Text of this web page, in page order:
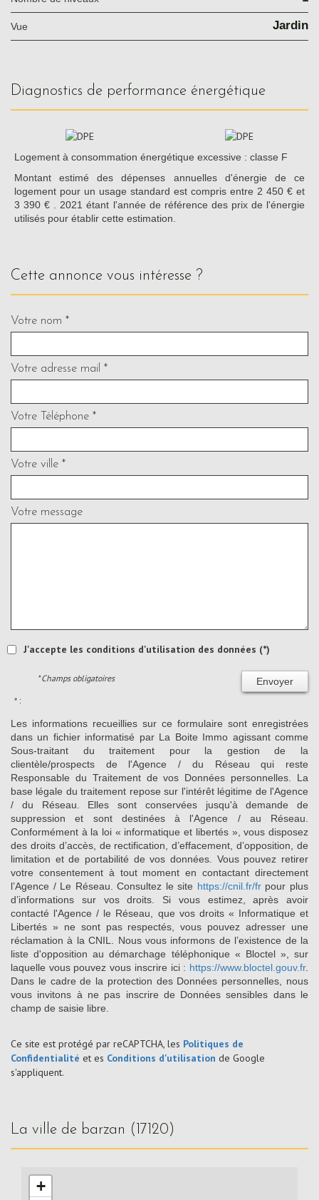
Vue Jardin
diagnostics de performance énergétique
Logement à consommation énergétique excessive : classe F
Montant estimé des dépenses annuelles d'énergie de ce
logement pour un usage standard est compris entre 2 450 € et
3 390 € . 2021 étant l'année de référence des prix de l'énergie
utilisés pour établir cette estimation.
cette annonce vous intéresse ?
Votre nom *
Votre adresse mail *
Votre Téléphone *
Votre ville *
Votre message
J'accepte les conditions d'utilisation des données (*)
Envoyer
* Champs obligatoires
* :
Les informations recueillies sur ce formulaire sont enregistrées
dans un fichier informatisé par La Boite Immo agissant comme
Sous-traitant du traitement pour la gestion de la
clientèle/prospects de l'Agence / du Réseau qui reste
Responsable du Traitement de vos Données personnelles. La
base légale du traitement repose sur l'intérêt légitime de l'Agence
/ du Réseau. Elles sont conservées jusqu'à demande de
suppression et sont destinées à l'Agence / au Réseau.
Conformément à la loi « informatique et libertés », vous disposez
des droits d’accès, de rectification, d’effacement, d’opposition, de
limitation et de portabilité de vos données. Vous pouvez retirer
votre consentement à tout moment en contactant directement
l’Agence / Le Réseau. Consultez le site https://cnil.fr/frpour plus
d’informations sur vos droits. Si vous estimez, après avoir
contacté l'Agence / le Réseau, que vos droits « Informatique et
Libertés » ne sont pas respectés, vous pouvez adresser une
réclamation à la CNIL. Nous vous informons de l’existence de la
liste d'opposition au démarchage téléphonique « Bloctel », sur
laquelle vous pouvez vous inscrire ici : https://www.bloctel.gouv.fr.
Dans le cadre de la protection des Données personnelles, nous
vous invitons à ne pas inscrire de Données sensibles dans le
champ de saisie libre.
Ce site est protégé par reCAPTCHA, les Politiques de
Confidentialité et es Conditions d'utilisation de Google
s'appliquent.
la ville de barzan (17120)
+